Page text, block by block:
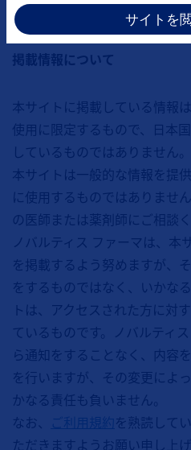
掲載情報について
本サイトに掲載している情報
使用に限定するもので、日本
しているものではありません。
本サイトは一般的な情報を提
に使用するものではありませ
の医師または薬剤師にご相談く
ノバルティス ファーマは、本
を掲載するよう努めますが、
をするものではなく、いかな
トは、アクセスされた方に対
ているものです。ノバルティ
ら通知をすることなく、内容
を行いますが、その変更によ
かなる責任も負いません。
なお、
ご利用規約を熟読して
ただきますようお願い申し上げ
サイトを